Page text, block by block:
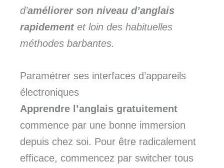
d’améliorer son niveau d’anglais
rapidement et loin des habituelles
méthodes barbantes.
Paramétrer ses interfaces d’appareils
électroniques
Apprendre l’anglais gratuitement
commence par une bonne immersion
depuis chez soi. Pour être radicalement
efficace, commencez par switcher tous